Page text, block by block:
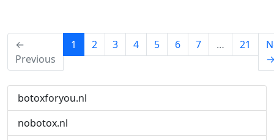
←
Previous
1 (current)
2 3 4 5 6 7 … 21
botoxforyou.nl
nobotox.nl